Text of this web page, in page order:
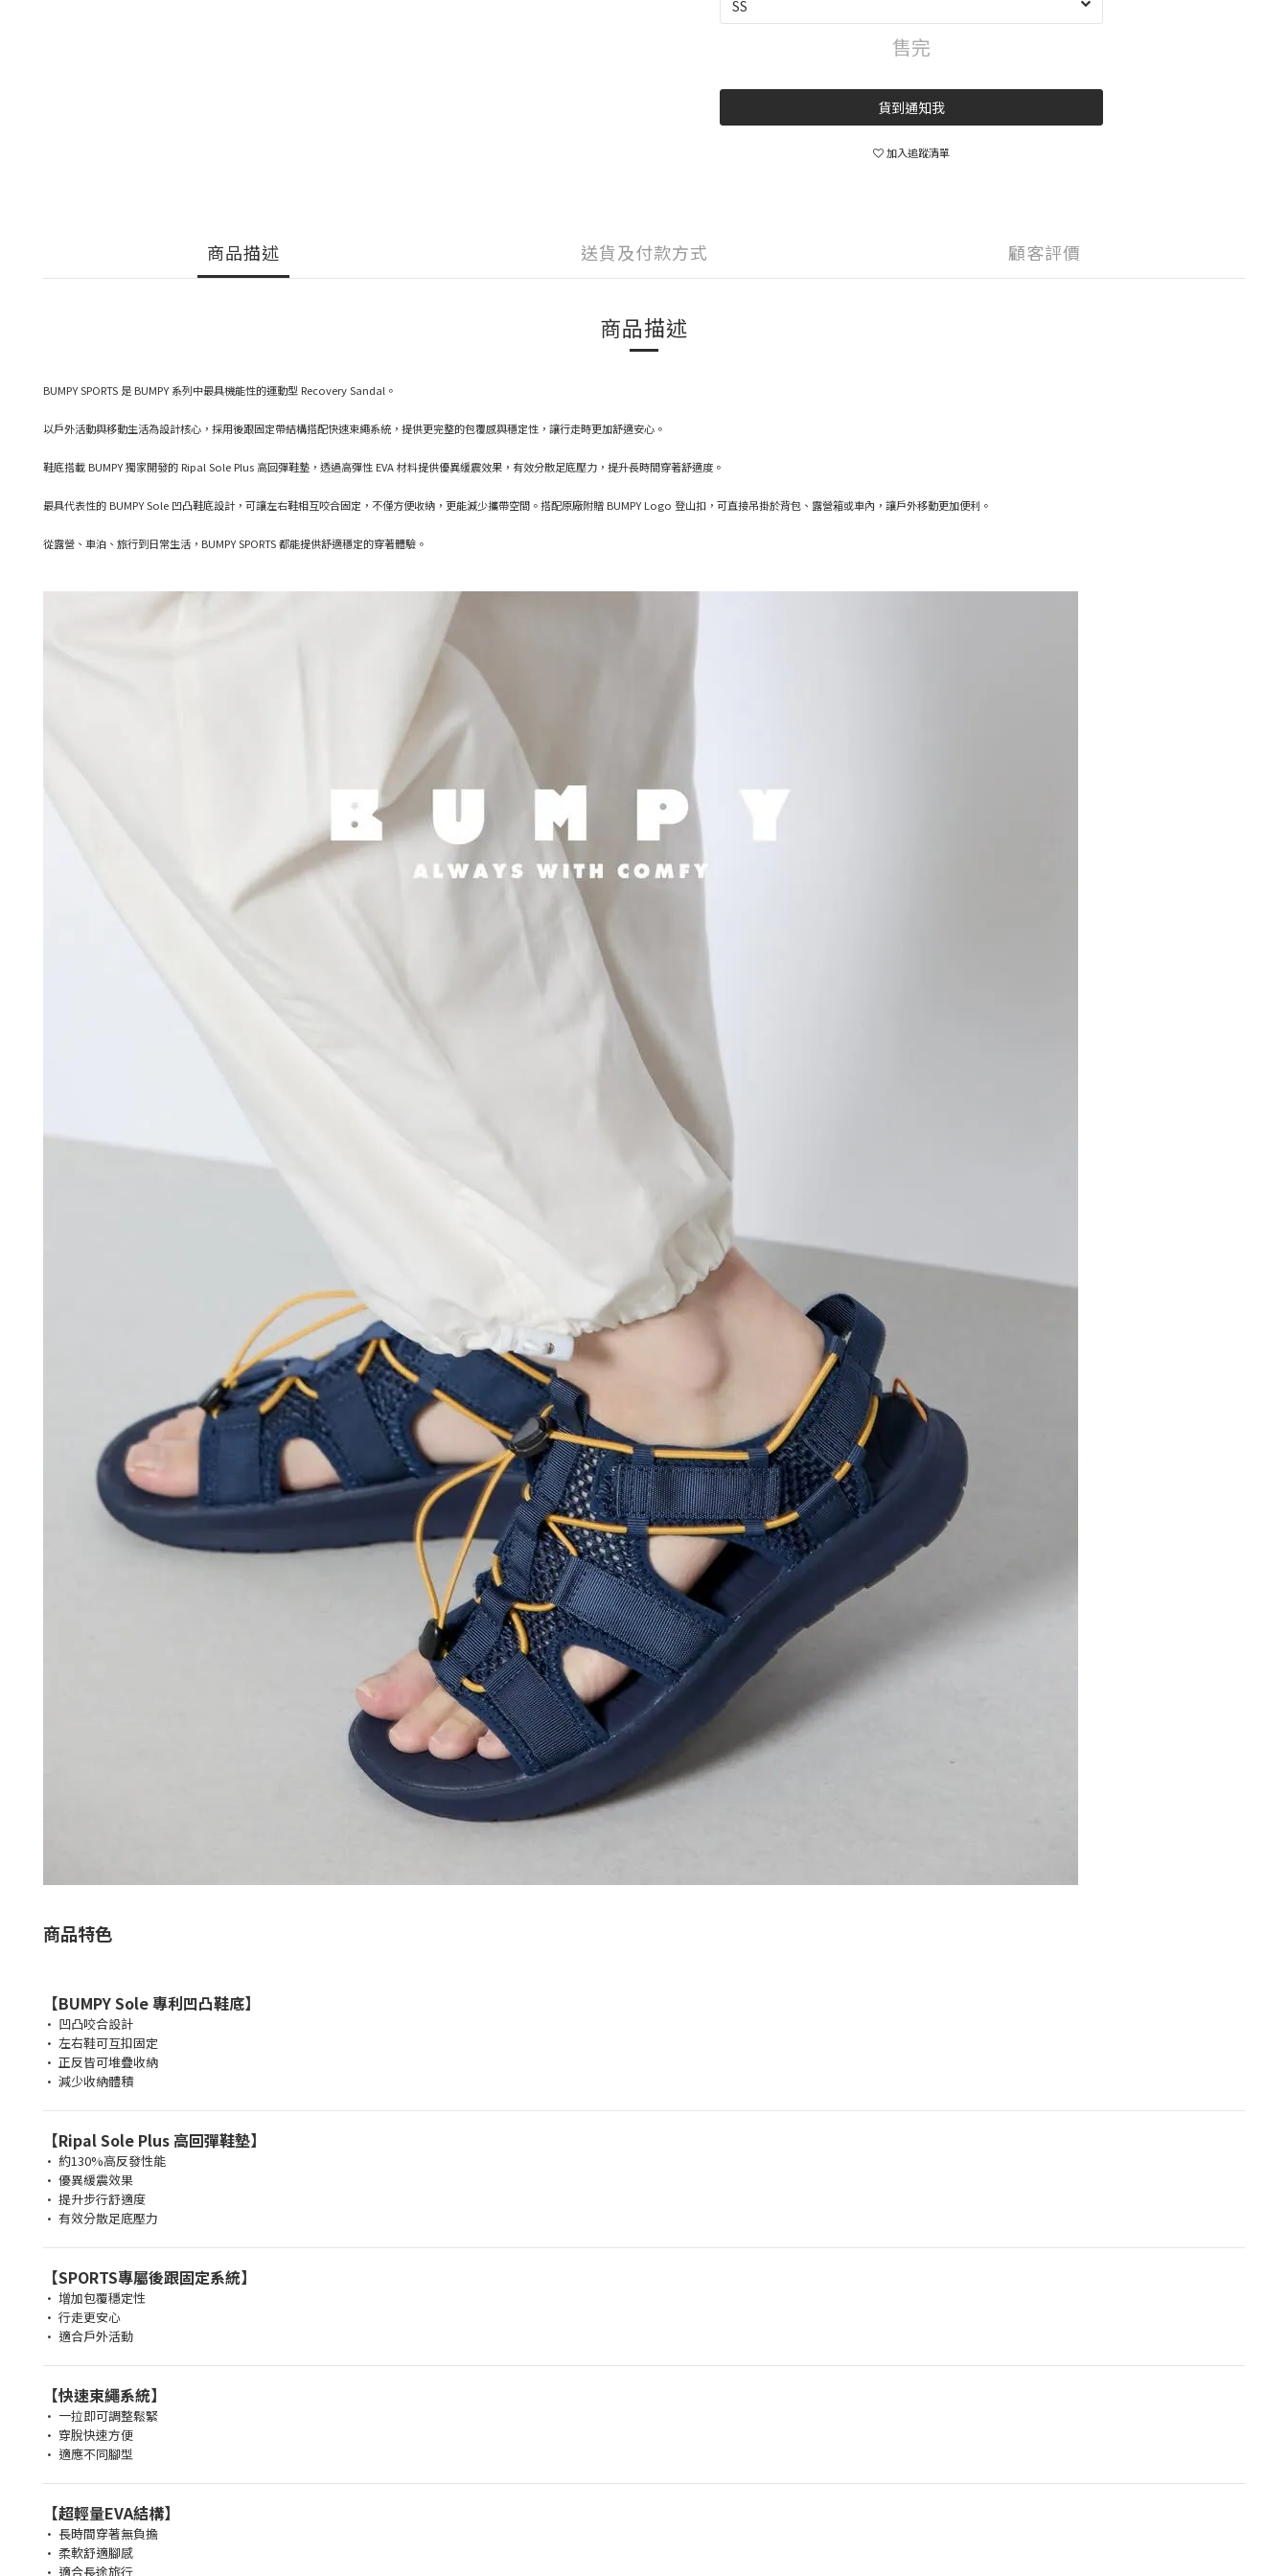
售完
貨到通知我
加入追蹤清單
商品描述 送貨及付款方式 顧客評價
商品描述
BUMPY SPORTS 是 BUMPY 系列中最具機能性的運動型 Recovery Sandal。
以戶外活動與移動生活為設計核心，採用後跟固定帶結構搭配快速束繩系統，提供更完整的包覆感與穩定性，讓行走時更加舒適安心。
鞋底搭載 BUMPY 獨家開發的 Ripal Sole Plus 高回彈鞋墊，透過高彈性 EVA 材料提供優異緩震效果，有效分散足底壓力，提升長時間穿著舒適度。
最具代表性的 BUMPY Sole 凹凸鞋底設計，可讓左右鞋相互咬合固定，不僅方便收納，更能減少攜帶空間。搭配原廠附贈 BUMPY Logo 登山扣，可直接吊掛於背包、露營箱或車內，讓戶外移動更加便利。
從露營、車泊、旅行到日常生活，BUMPY SPORTS 都能提供舒適穩定的穿著體驗。
商品特色
【BUMPY Sole 專利凹凸鞋底】
• 凹凸咬合設計
• 左右鞋可互扣固定
• 正反皆可堆疊收納
• 減少收納體積
【Ripal Sole Plus 高回彈鞋墊】
• 約130%高反發性能
• 優異緩震效果
• 提升步行舒適度
• 有效分散足底壓力
【SPORTS專屬後跟固定系統】
• 增加包覆穩定性
• 行走更安心
• 適合戶外活動
【快速束繩系統】
• 一拉即可調整鬆緊
• 穿脫快速方便
• 適應不同腳型
【超輕量EVA結構】
• 長時間穿著無負擔
• 柔軟舒適腳感
• 適合長途旅行